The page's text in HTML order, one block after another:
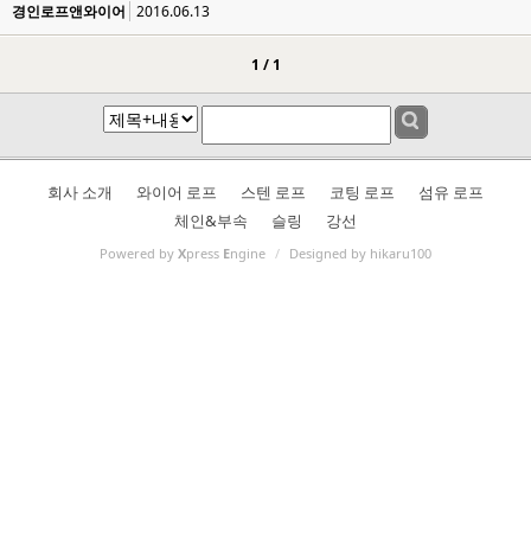
경인로프앤와이어 2016.06.13
1 / 1
회사 소개 와이어 로프 스텐 로프 코팅 로프
섬유 로프
체인&부속
슬링 강선
Powered by Xpress Engine / Designed by hikaru100